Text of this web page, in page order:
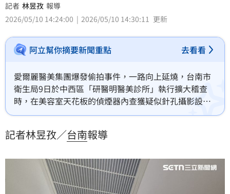
記者 林昱孜 報導
2026/05/10 14:24:00
2026/05/10 14:30:11 更新
阿立幫你摘要新聞重點 去看看
愛爾麗醫美集團爆發偷拍事件，一路向上延燒，台南市
衛生局9日於中西區「研醫明醫美診所」執行擴大稽查
時，在美容室天花板的偵煙器內查獲疑似針孔攝影設
備，衛生局隨即依程序封存現場，並通報檢警單位到場
元交保，劉姓店長5萬元交保，全案偵辦中。
記者林昱孜／台南報導